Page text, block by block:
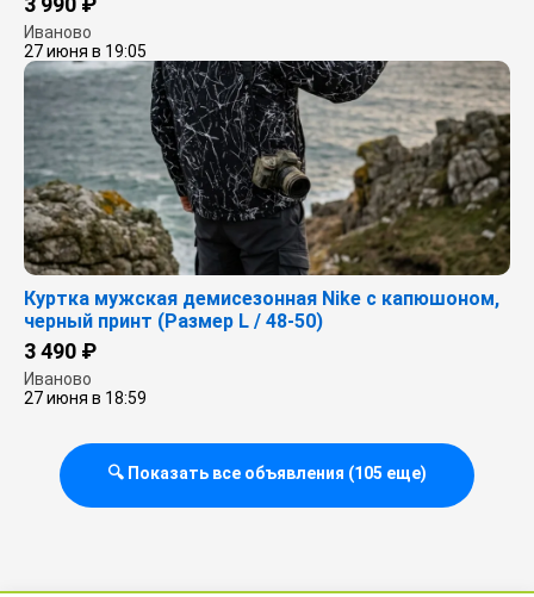
Иваново
27 июня в 19:05
Куртка мужская демисезонная Nike с капюшоном,
черный принт (Размер L / 48-50)
3 490 ₽
Иваново
27 июня в 18:59
🔍 Показать все объявления (105 еще)